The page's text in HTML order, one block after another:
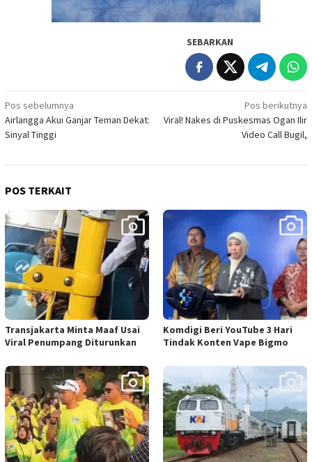
SEBARKAN
Navigasi
pos
Pos sebelumnya
Airlangga Akui Ganjar Teman Dekat:
Sinyal Tinggi
Pos berikutnya
Viral! Nakes di Puskesmas Ogan Ilir
Video Call Bugil,
POS TERKAIT
Transjakarta Minta Maaf Usai
Viral Penumpang Diturunkan
Komdigi Beri YouTube 3 Hari
Tindak Konten Vape Bigmo